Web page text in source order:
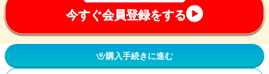
今すぐ会員登録をする
購入手続きに進む